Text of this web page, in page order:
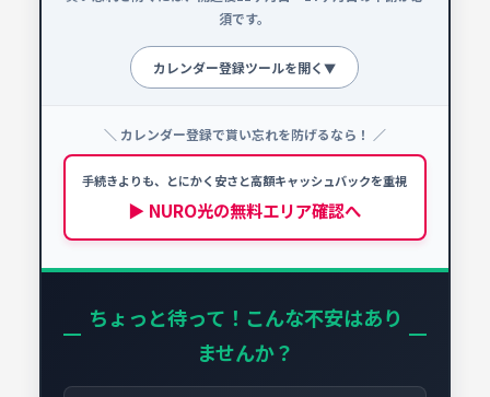
須です。
カレンダー登録ツールを開く▼
! 申請忘れ防止カレンダー
NURO光を契約する場合、以下の時期に必ず手続
📅 開通予定日を選択
＼ カレンダー登録で貰い忘れを防げるなら！ ／
手続きよりも、とにかく安さと高額キャッシュバックを重視
▶ NURO光の無料エリア確認へ
ちょっと待って！こんな不安はあり
ませんか？